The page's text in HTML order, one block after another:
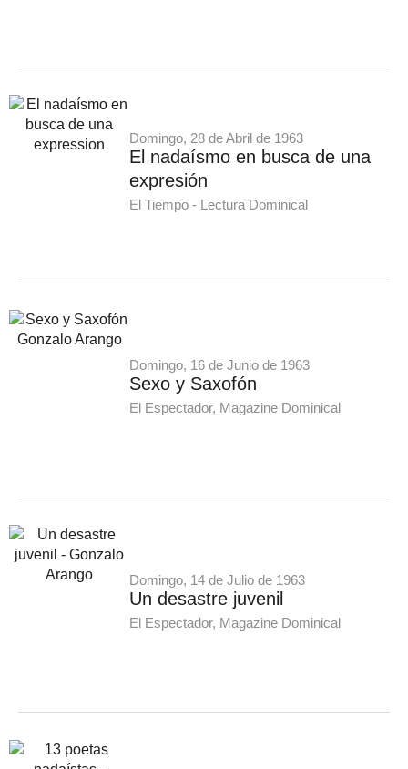
Domingo, 28 de Abril de 1963
El nadaísmo en busca de una
expresión
El Tiempo - Lectura Dominical
Domingo, 16 de Junio de 1963
Sexo y Saxofón
El Espectador, Magazine Dominical
Domingo, 14 de Julio de 1963
Un desastre juvenil
El Espectador, Magazine Dominical